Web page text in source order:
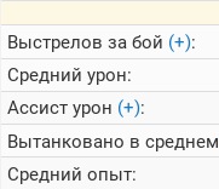
Выстрелов за бой (+):
Средний урон:
Ассист урон (+):
Вытанковано в среднем
Средний опыт: